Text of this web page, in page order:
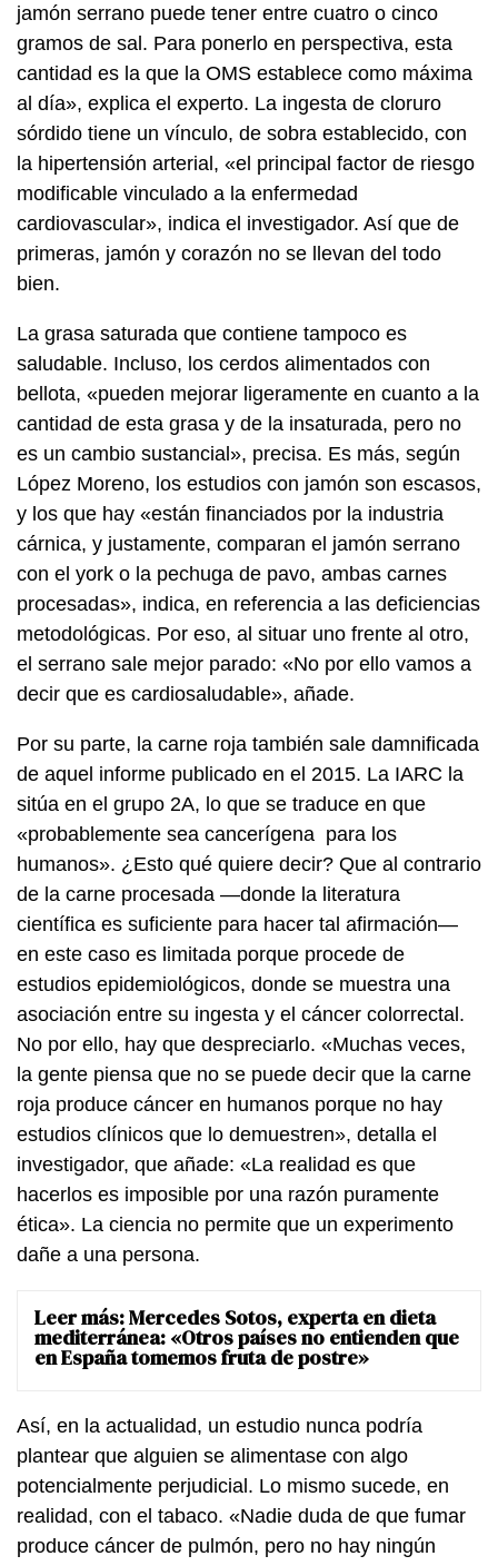
jamón serrano puede tener entre cuatro o cinco
gramos de sal. Para ponerlo en perspectiva, esta
cantidad es la que la OMS establece como máxima
al día», explica el experto. La ingesta de cloruro
sórdido tiene un vínculo, de sobra establecido, con
la hipertensión arterial, «el principal factor de riesgo
modificable vinculado a la enfermedad
cardiovascular», indica el investigador. Así que de
primeras, jamón y corazón no se llevan del todo
bien.
La grasa saturada que contiene tampoco es
saludable. Incluso, los cerdos alimentados con
bellota, «pueden mejorar ligeramente en cuanto a la
cantidad de esta grasa y de la insaturada, pero no
es un cambio sustancial», precisa. Es más, según
López Moreno, los estudios con jamón son escasos,
y los que hay «están financiados por la industria
cárnica, y justamente, comparan el jamón serrano
con el york o la pechuga de pavo, ambas carnes
procesadas», indica, en referencia a las deficiencias
metodológicas. Por eso, al situar uno frente al otro,
el serrano sale mejor parado: «No por ello vamos a
decir que es cardiosaludable», añade.
Por su parte, la carne roja también sale damnificada
de aquel informe publicado en el 2015. La IARC la
sitúa en el grupo 2A, lo que se traduce en que
«probablemente sea cancerígena para los
humanos». ¿Esto qué quiere decir? Que al contrario
de la carne procesada —donde la literatura
científica es suficiente para hacer tal afirmación—
en este caso es limitada porque procede de
estudios epidemiológicos, donde se muestra una
asociación entre su ingesta y el cáncer colorrectal.
No por ello, hay que despreciarlo. «Muchas veces,
la gente piensa que no se puede decir que la carne
roja produce cáncer en humanos porque no hay
estudios clínicos que lo demuestren», detalla el
investigador, que añade: «La realidad es que
hacerlos es imposible por una razón puramente
ética». La ciencia no permite que un experimento
dañe a una persona.
Leer más:Mercedes Sotos, experta en dieta
mediterránea: «Otros países no entienden que
en España tomemos fruta de postre»
Así, en la actualidad, un estudio nunca podría
plantear que alguien se alimentase con algo
potencialmente perjudicial. Lo mismo sucede, en
realidad, con el tabaco. «Nadie duda de que fumar
produce cáncer de pulmón, pero no hay ningún